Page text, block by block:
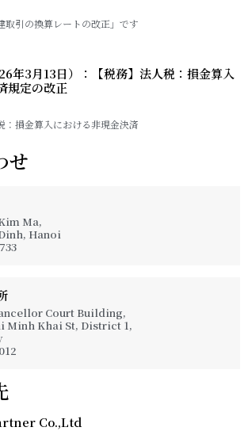
取引の換算レートの改正」です
年3月13日）：【税務】法人税：損金算入
規定の改正
：損金算入における非現金決済
せ
Ma,
Hanoi
Court Building,
Minh Khai St, District 1,
Co.,Ltd